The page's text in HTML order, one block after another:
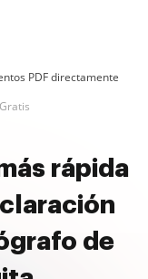
PDF directamente
rápida
de